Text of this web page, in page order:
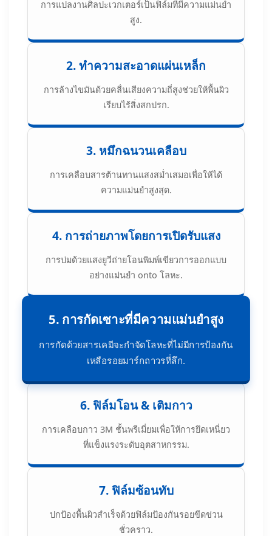
การแปลงานศิลปะเวกเตอร์เป็นฟิล์มที่มีความแม่นยำ
สูง.
2. ทำความสะอาดแผ่นเหล็ก
การล้างไขมันด้วยคลื่นเสียงความถี่สูงช่วยให้พื้นผิว
เรียบไร้สิ่งสกปรก.
3. หมึกฉนวนเคลือบ
การเคลือบสารต้านทานแสงสม่ำเสมอเพื่อให้ได้
ความแม่นยำสูงสุด.
4. การถ่ายภาพโดยการเปิดรับแสง
การบ่มด้วยแสงยูวีถ่ายโอนพิมพ์เขียวการออกแบบ
อย่างแม่นยำ onto โลหะ.
5. การกัดเซาะที่มีความแม่นยำสูง
การกัดด้วยสารเคมีจะกำจัดโลหะที่ไม่มีการป้องกัน
เหลือรอยมาร์กถาวรที่ลึก.
6. ฟิล์มโอน & เติมกาว
การเคลือบกาว 3M ชั้นพรีเมี่ยมเพื่อให้การยึดเหนี่ยว
ที่แข็งแรงระดับอุตสาหกรรม.
7. ฟิล์มซ้อนทับ
ปกป้องพื้นผิวสำเร็จด้วยฟิล์มป้องกันรอยขีดข่วน
ชั่วคราว.